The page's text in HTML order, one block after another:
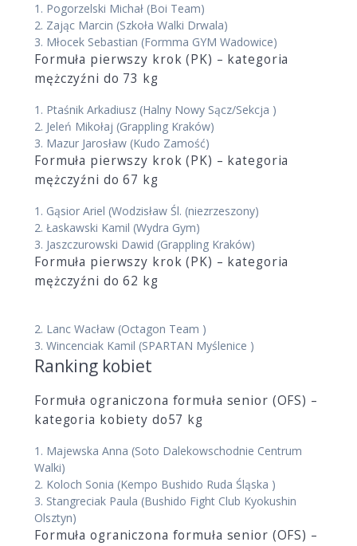
1. Pogorzelski Michał (Boi Team)
2. Zając Marcin (Szkoła Walki Drwala)
3. Młocek Sebastian (Formma GYM Wadowice)
Formuła pierwszy krok (PK) – kategoria
mężczyźni do 73 kg
1. Ptaśnik Arkadiusz (Halny Nowy Sącz/Sekcja )
2. Jeleń Mikołaj (Grappling Kraków)
3. Mazur Jarosław (Kudo Zamość)
Formuła pierwszy krok (PK) – kategoria
mężczyźni do 67 kg
1. Gąsior Ariel (Wodzisław Śl. (niezrzeszony)
2. Łaskawski Kamil (Wydra Gym)
3. Jaszczurowski Dawid (Grappling Kraków)
Formuła pierwszy krok (PK) – kategoria
mężczyźni do 62 kg
2. Lanc Wacław (Octagon Team )
3. Wincenciak Kamil (SPARTAN Myślenice )
Ranking kobiet
Formuła ograniczona formuła senior (OFS) –
kategoria kobiety do57 kg
1. Majewska Anna (Soto Dalekowschodnie Centrum
Walki)
2. Koloch Sonia (Kempo Bushido Ruda Śląska )
3. Stangreciak Paula (Bushido Fight Club Kyokushin
Olsztyn)
Formuła ograniczona formuła senior (OFS) –